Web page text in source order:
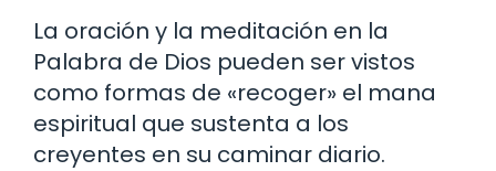
La oración y la meditación en la
Palabra de Dios pueden ser vistos
como formas de «recoger» el mana
espiritual que sustenta a los
creyentes en su caminar diario.